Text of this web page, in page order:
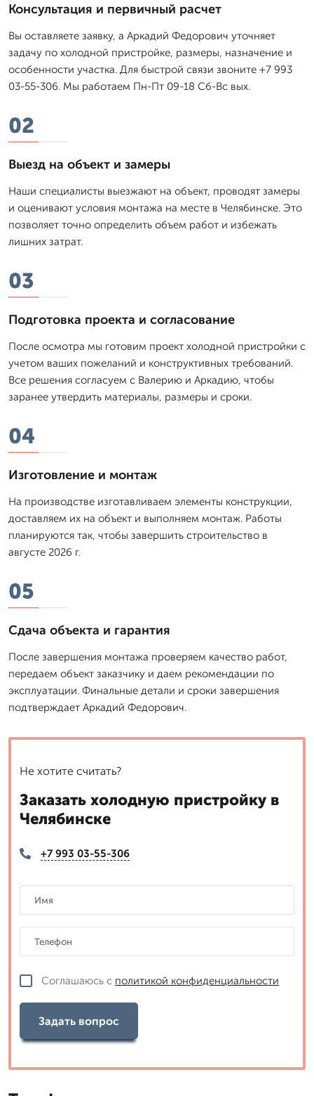
Консультация и первичный расчет
Вы оставляете заявку, а Аркадий Федорович уточняет
задачу по холодной пристройке, размеры, назначение и
особенности участка. Для быстрой связи звоните +7 993
03-55-306. Мы работаем Пн-Пт 09-18 Сб-Вс вых.
02
Выезд на объект и замеры
Наши специалисты выезжают на объект, проводят замеры
и оценивают условия монтажа на месте в Челябинске. Это
позволяет точно определить объем работ и избежать
лишних затрат.
03
Подготовка проекта и согласование
После осмотра мы готовим проект холодной пристройки с
учетом ваших пожеланий и конструктивных требований.
Все решения согласуем с Валерию и Аркадию, чтобы
заранее утвердить материалы, размеры и сроки.
04
Изготовление и монтаж
На производстве изготавливаем элементы конструкции,
доставляем их на объект и выполняем монтаж. Работы
планируются так, чтобы завершить строительство в
августе 2026 г.
05
Сдача объекта и гарантия
После завершения монтажа проверяем качество работ,
передаем объект заказчику и даем рекомендации по
эксплуатации. Финальные детали и сроки завершения
подтверждает Аркадий Федорович.
Не хотите считать?
Заказать холодную пристройку в
Челябинске
+7 993 03-55-306
Соглашаюсь с политикой конфиденциальности
Задать вопрос